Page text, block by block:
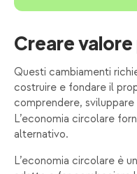
Creare valore
Questi cambiamenti
costruire e fondare il
comprendere, sviluppare
L’economia circolare
alternativo.
L’economia circolare è